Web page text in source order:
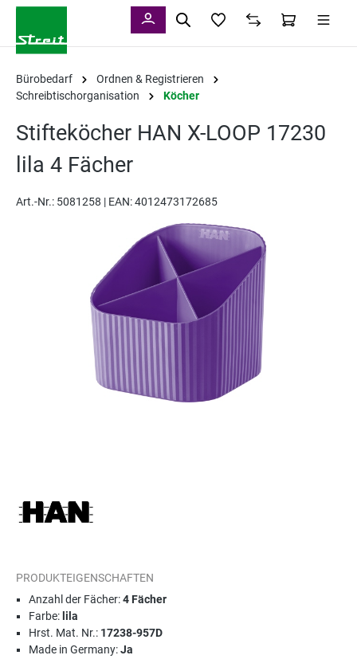
Bürobedarf
Ordnen & Registrieren
Schreibtischorganisation
Köcher
Stifteköcher HAN X-LOOP 17230
lila 4 Fächer
Art.-Nr.: 5081258 | EAN: 4012473172685
PRODUKTEIGENSCHAFTEN
Anzahl der Fächer:4 Fächer
Farbe: lila
Hrst. Mat. Nr.: 17238-957D
Made in Germany:Ja